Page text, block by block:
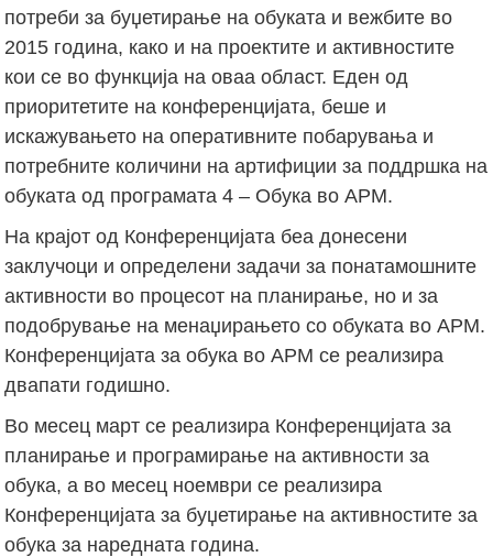
потреби за буџетирање на обуката и вежбите во
2015 година, како и на проектите и активностите
кои се во функција на оваа област. Еден од
приоритетите на конференцијата, беше и
искажувањето на оперативните побарувања и
потребните количини на артифиции за поддршка на
обуката од програмата 4 – Обука во АРМ.
На крајот од Конференцијата беа донесени
заклучоци и определени задачи за понатамошните
активности во процесот на планирање, но и за
подобрување на менаџирањето со обуката во АРМ.
Конференцијата за обука во АРМ се реализира
двапати годишно.
Во месец март се реализира Конференцијата за
планирање и програмирање на активности за
обука, а во месец ноември се реализира
Конференцијата за буџетирање на активностите за
обука за наредната година.